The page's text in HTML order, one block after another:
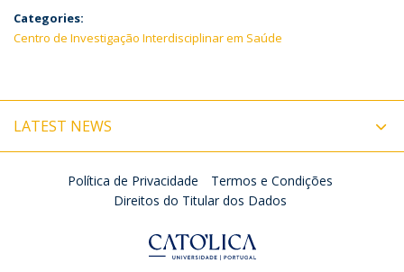
Categories:
Centro de Investigação Interdisciplinar em Saúde
LATEST NEWS
Política de Privacidade
Termos e Condições
Direitos do Titular dos Dados